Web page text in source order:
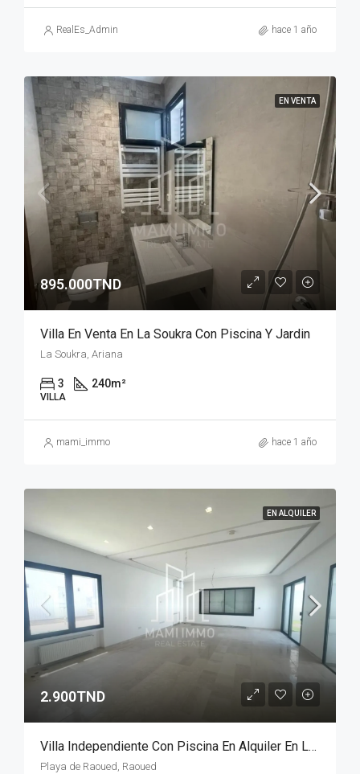
RealEs_Admin hace 1 año
EN VENTA
895.000TND
Villa En Venta En La Soukra Con Piscina Y Jardin
La Soukra, Ariana
3 240m²
VILLA
mami_immo hace 1 año
EN ALQUILER
2.900TND
Villa Independiente Con Piscina En Alquiler En La Playa De Raoued - Tunis Bay Project
Playa de Raoued, Raoued